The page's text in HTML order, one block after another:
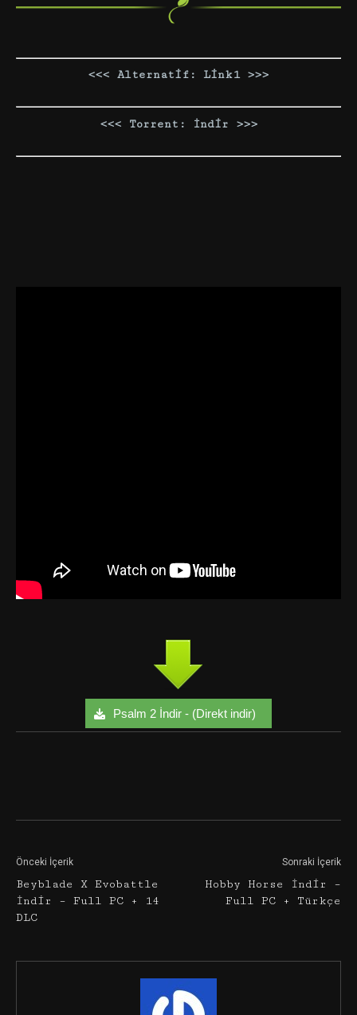
<<< Alternatif: Link1 >>>
<<< Torrent: İndir >>>
Psalm 2 İndir - (Direkt indir)
Önceki İçerik
Beyblade X Evobattle
İndir – Full PC + 14
DLC
Sonraki İçerik
Hobby Horse İndir –
Full PC + Türkçe